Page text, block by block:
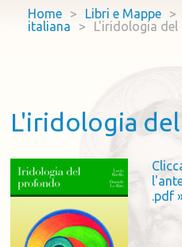
Home > Libri e Mappe >
italiana
> L'iridologia
L'iridologia
.pdf